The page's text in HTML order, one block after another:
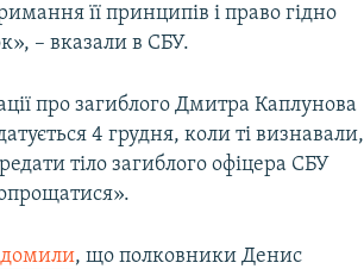
її принципів і право гідно
– вказали в СБУ.
про загиблого Дмитра Каплунова
4 грудня, коли ті визнавали,
тіло загиблого офіцера СБУ
, що полковники Денис